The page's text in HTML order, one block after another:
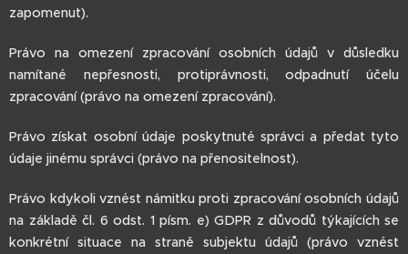
zapomenut).
Právo na omezení zpracování osobních údajů v důsledku
namítané nepřesnosti, protiprávnosti, odpadnutí účelu
zpracování (právo na omezení zpracování).
Právo získat osobní údaje poskytnuté správci a předat tyto
údaje jinému správci (právo na přenositelnost).
Právo kdykoli vznést námitku proti zpracování osobních údajů
na základě čl. 6 odst. 1 písm. e) GDPR z důvodů týkajících se
konkrétní situace na straně subjektu údajů (právo vznést